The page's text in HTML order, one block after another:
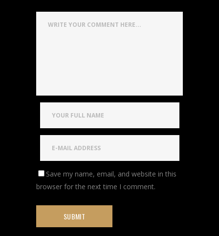
Save my name, email, and website in this
browser for the next time I comment.